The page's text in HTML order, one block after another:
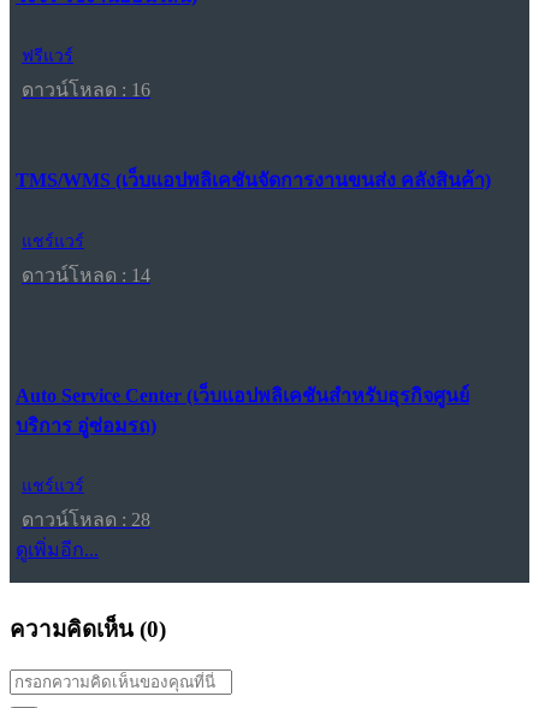
ฟรีแวร์
ดาวน์โหลด : 16
TMS/WMS (เว็บแอปพลิเคชันจัดการงานขนส่ง คลังสินค้า)
แชร์แวร์
ดาวน์โหลด : 14
Auto Service Center (เว็บแอปพลิเคชันสำหรับธุรกิจศูนย์
บริการ อู่ซ่อมรถ)
แชร์แวร์
ดาวน์โหลด : 28
ดูเพิ่มอีก...
ความคิดเห็น (0)